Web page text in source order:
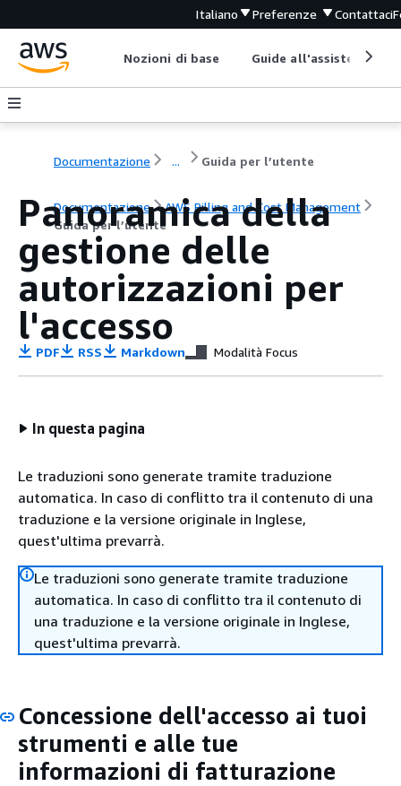
Italiano Preferenze Contattaci
Nozioni di base Guide all'assistenza
Documentazione ... Guida per l’utente
Documentazione
AWS Billing and Cost Management
Guida per l’utente
Panoramica della
gestione delle
autorizzazioni per
l'accesso
PDF RSS Markdown Modalità Focus
In questa pagina
Le traduzioni sono generate tramite traduzione
automatica. In caso di conflitto tra il contenuto di una
traduzione e la versione originale in Inglese,
quest'ultima prevarrà.
Le traduzioni sono generate tramite traduzione
automatica. In caso di conflitto tra il contenuto di
una traduzione e la versione originale in Inglese,
quest'ultima prevarrà.
Concessione dell'accesso ai tuoi
strumenti e alle tue
informazioni di fatturazione